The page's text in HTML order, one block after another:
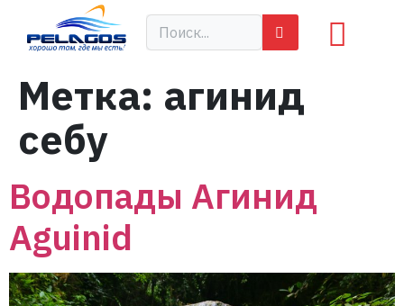
Метка: агинид
себу
Водопады Агинид
Aguinid